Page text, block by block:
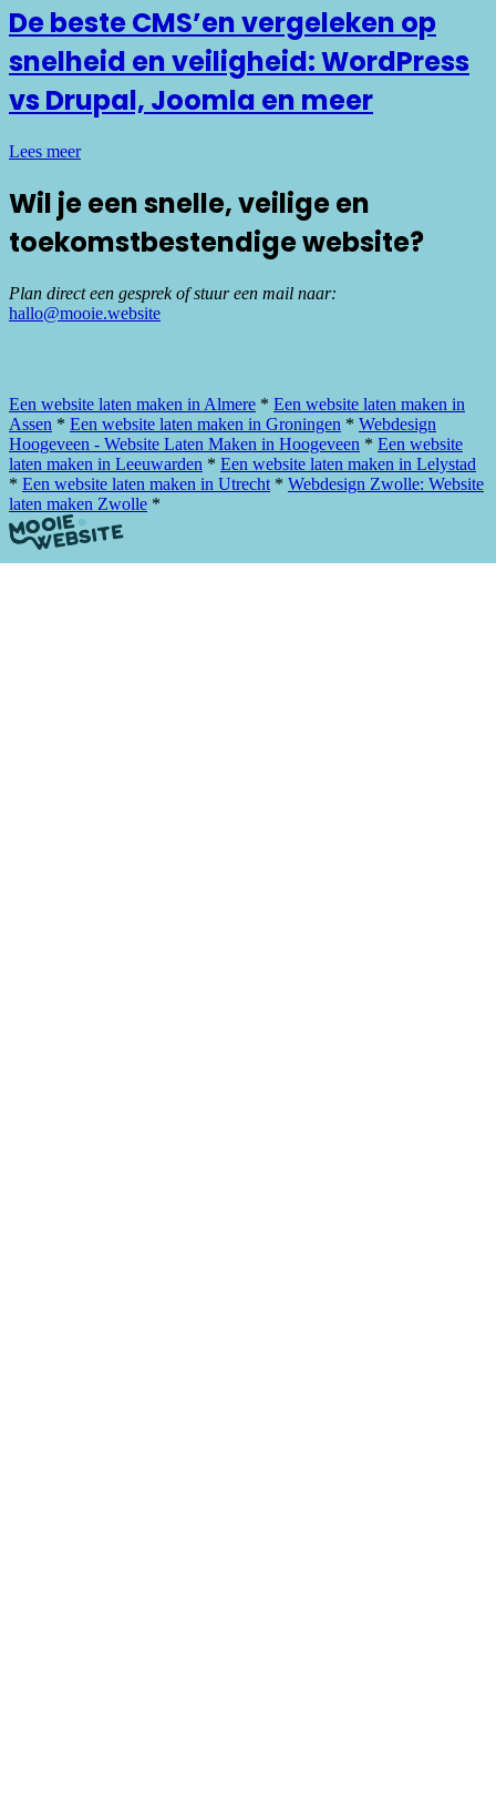
De beste CMS’en vergeleken op
snelheid en veiligheid: WordPress
vs Drupal, Joomla en meer
Lees meer
Wil je een snelle, veilige en
toekomstbestendige website?
Plan direct een gesprek of stuur een mail naar:
hallo@mooie.website
Een website laten maken in Almere * Een website laten maken in
Assen * Een website laten maken in Groningen * Webdesign
Hoogeveen - Website Laten Maken in Hoogeveen * Een website
laten maken in Leeuwarden * Een website laten maken in Lelystad
* Een website laten maken in Utrecht * Webdesign Zwolle: Website
laten maken Zwolle *